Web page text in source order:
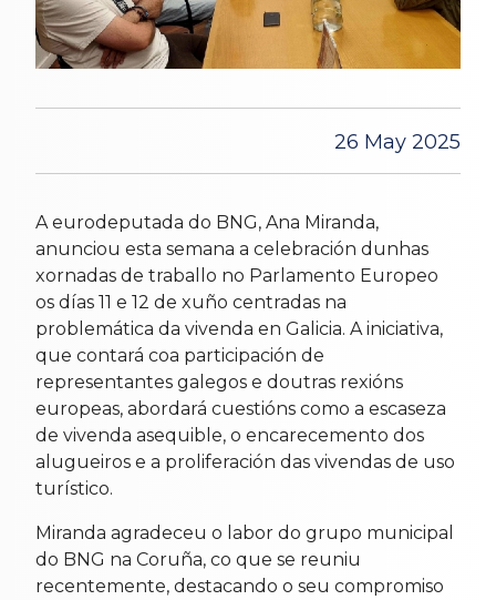
26 May 2025
A eurodeputada do BNG, Ana Miranda,
anunciou esta semana a celebración dunhas
xornadas de traballo no Parlamento Europeo
os días 11 e 12 de xuño centradas na
problemática da vivenda en Galicia. A iniciativa,
que contará coa participación de
representantes galegos e doutras rexións
europeas, abordará cuestións como a escaseza
de vivenda asequible, o encarecemento dos
alugueiros e a proliferación das vivendas de uso
turístico.
Miranda agradeceu o labor do grupo municipal
do BNG na Coruña, co que se reuniu
recentemente, destacando o seu compromiso